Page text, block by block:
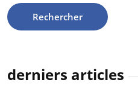
derniers articles